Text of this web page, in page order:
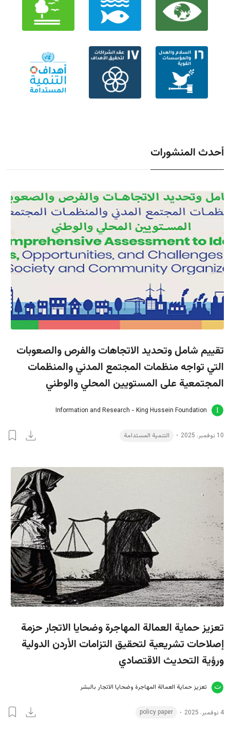
أحدث المنشورات
تقييم شامل وتحديد الاتجاهات والفرص والصعوبات
التي تواجه منظمات المجتمع المدني والمنظمات
المجتمعية على المستويين المحلي والوطني
Information and Research - King Hussein Foundation
10 نوفمبر، 2025 التنمية المستدامة
تعزيز حماية العمالة المهاجرة وضحايا الاتجار حزمة
إصلاحات تشريعية لتحقيق التزامات الأردن الدولية
ورؤية التحديث الاقتصادي
تعزيز حماية العمالة المهاجرة وضحايا الاتجار بالبشر
4 نوفمبر، 2025 policy paper